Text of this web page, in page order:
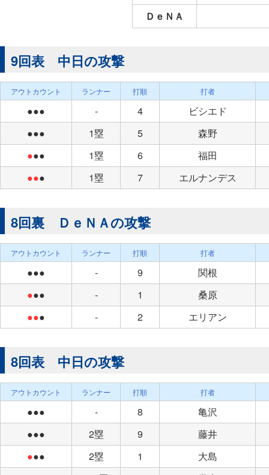
ＤｅＮＡ
9回表 中日の攻撃
アウトカウント ランナー 打順 打者
●●● - 4
ビシエド
●●●
1塁 5
森野
●●● 1塁 6
福田
●●● 1塁 7 エルナンデス
8回裏 ＤｅＮＡの攻撃
アウトカウント ランナー 打順 打者
●●● - 9
関根
●●● - 1
桑原
●●● - 2 エリアン
8回表 中日の攻撃
アウトカウント ランナー 打順 打者
●●● - 8
亀沢
●●●
2塁 9
藤井
●●● 2塁 1
大島